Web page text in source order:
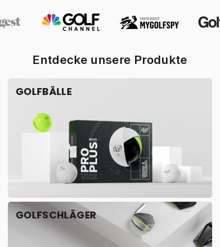
Entdecke unsere Produkte
GOLFBÄLLE
GOLFSCHLÄGER